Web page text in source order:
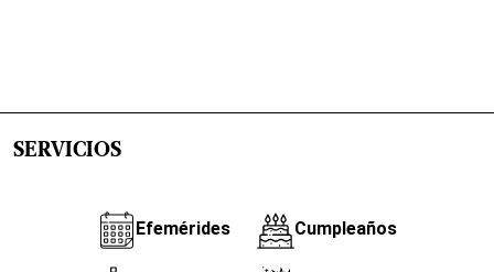
SERVICIOS
Efemérides Cumpleaños